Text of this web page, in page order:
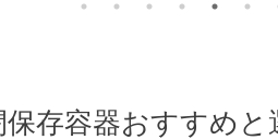
存容器おすすめと